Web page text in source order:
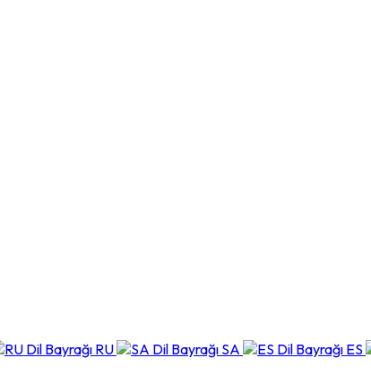
RU SA ES